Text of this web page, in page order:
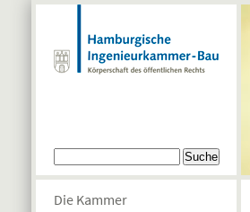
Direkt zum Inhalt
Suchformular
Die Kammer